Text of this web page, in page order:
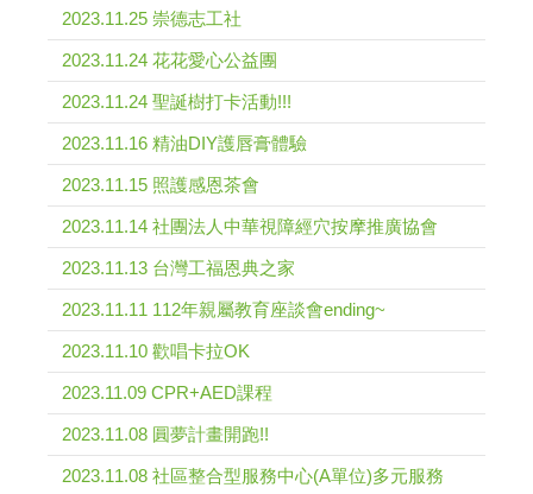
2023.11.25 崇德志工社
2023.11.24 花花愛心公益團
2023.11.24 聖誕樹打卡活動!!!
2023.11.16 精油DIY護唇膏體驗
2023.11.15 照護感恩茶會
2023.11.14 社團法人中華視障經穴按摩推廣協會
2023.11.13 台灣工福恩典之家
2023.11.11 112年親屬教育座談會ending~
2023.11.10 歡唱卡拉OK
2023.11.09 CPR+AED課程
2023.11.08 圓夢計畫開跑!!
2023.11.08 社區整合型服務中心(A單位)多元服務